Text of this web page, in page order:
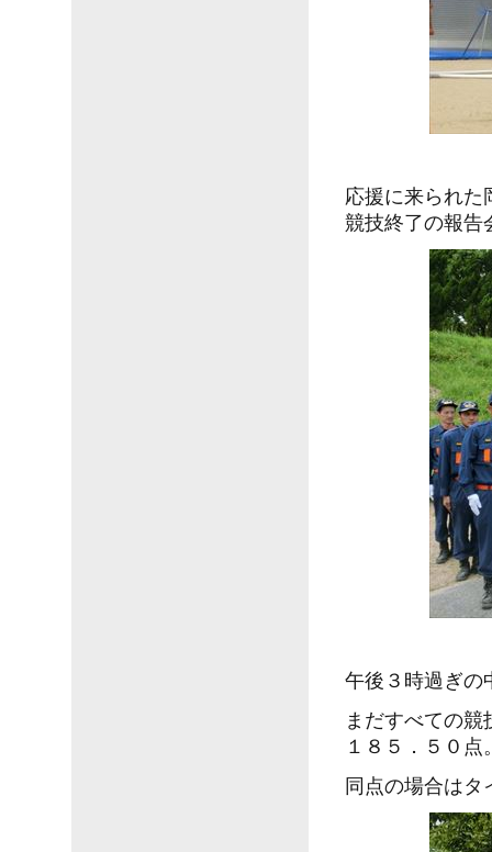
応援に来られた
競技終了の報告
午後３時過ぎの
まだすべての
１８５．５０点
同点の場合は